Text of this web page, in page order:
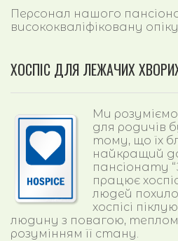
Персонал нашого
висококваліфіковану
ХОСПІС ДЛЯ ЛЕЖАЧИХ
Ми
для родичів
тому, що їх
найкращий
пансіонату
працює
людей
хоспісі
людину з повагою,
розумінням її стану.